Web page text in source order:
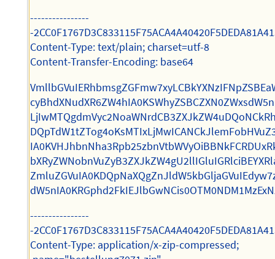
----------------
-
Content-Type: text/plain; charset=utf-8
Content-Transfer-Encoding: base64
----------------
-
Content-Type: application/x-zip-compressed;